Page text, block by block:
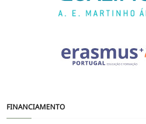
FINANCIAMENTO